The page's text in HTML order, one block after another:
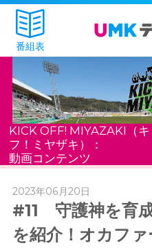
番組表
KICK OFF! MIYAZAKI（キ
フ！ミヤザキ）：
動画コンテンツ
2023年06月20日
#11 守護神を育
を紹介！オカフ